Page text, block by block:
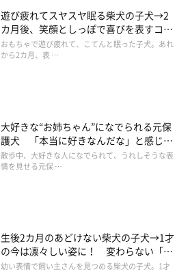
遊び疲れてスヤスヤ眠る柴犬の子犬→2
カ月後、笑顔としっぽで喜びを表すコに
成長！
おもちゃで遊び疲れて、こてんと眠った子犬。あれ
から2カ月、表 …
大好きな“お姉ちゃん”になでられる元保
護犬 「本当に好きなんだな」と感じる
表情にほっこり
散歩中、大好きな人になでられて、うれしそうな表
情を見せる元保 …
生後2カ月のあどけない柴犬の子犬→1才
の今は凛々しい姿に！ 変わらない「く
りくりおめめ」にもほっこり
幼い表情で飼い主さんを見つめる柴犬の子犬。1才